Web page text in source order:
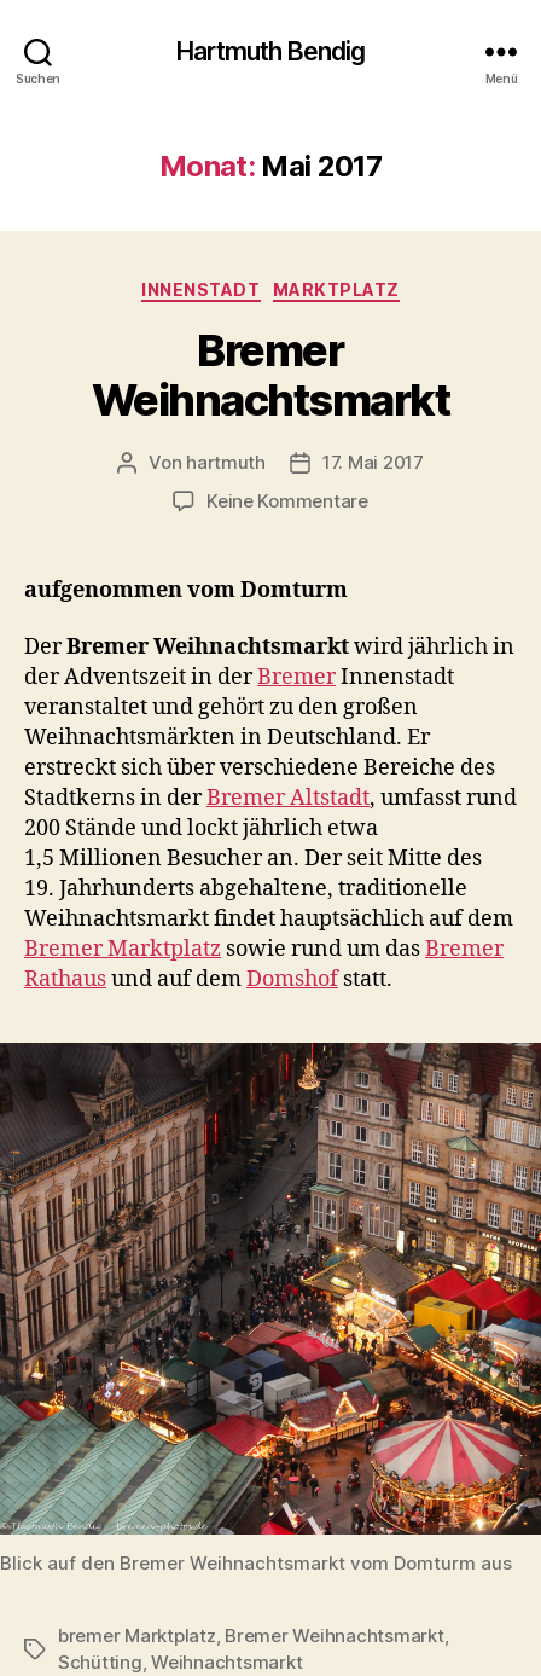
Suchen
Hartmuth Bendig
Menü
Monat: Mai 2017
Kategorien
INNENSTADT MARKTPLATZ
Bremer
Weihnachtsmarkt
Beitragsautor
Von hartmuth Veröffentlichungsdatum
17. Mai 2017
Keine Kommentarezu
aufgenommen vom Domturm
DerBremer Weihnachtsmarktwird jährlich in
der Adventszeit in derBremerInnenstadt
veranstaltet und gehört zu den großen
Weihnachtsmärkten in Deutschland. Er
erstreckt sich über verschiedene Bereiche des
Stadtkerns in derBremer Altstadt, umfasst rund
200 Stände und lockt jährlich etwa
1,5 Millionen Besucher an. Der seit Mitte des
19. Jahrhunderts abgehaltene, traditionelle
Weihnachtsmarkt findet hauptsächlich auf dem
Bremer Marktplatz sowie rund um dasBremer
Rathausund auf demDomshofstatt.
Blick auf den Bremer Weihnachtsmarkt vom Domturm aus
Schlagwörter
bremer Marktplatz, Bremer Weihnachtsmarkt,
Schütting,Weihnachtsmarkt